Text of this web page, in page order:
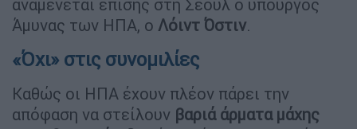
αναμένεται επίσης στη Σεούλ ο υπουργός
Άμυνας των ΗΠΑ, ο Λόιντ Όστιν.
«Όχι» στις συνομιλίες
Καθώς οι ΗΠΑ έχουν πλέον πάρει την
απόφαση να στείλουν βαριά άρματα μάχης